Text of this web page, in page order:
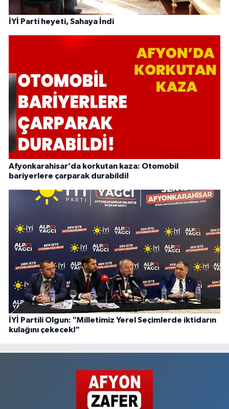
İYİ Parti heyeti, Sahaya İndi
Afyonkarahisar’da korkutan kaza: Otomobil
bariyerlere çarparak durabildi!
İYİ Partili Olgun: "Milletimiz Yerel Seçimlerde iktidarın
kulağını çekecek!"